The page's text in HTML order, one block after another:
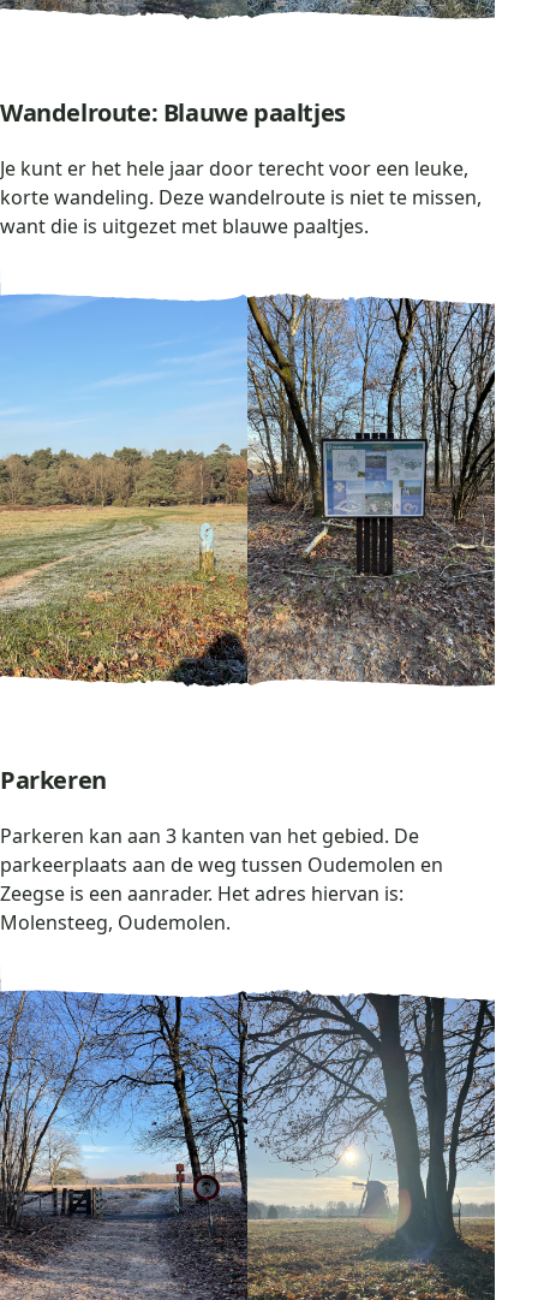
Wandelroute: Blauwe paaltjes
Je kunt er het hele jaar door terecht voor een leuke,
korte wandeling. Deze wandelroute is niet te missen,
want die is uitgezet met blauwe paaltjes.
Parkeren
Parkeren kan aan 3 kanten van het gebied. De
parkeerplaats aan de weg tussen Oudemolen en
Zeegse is een aanrader. Het adres hiervan is:
Molensteeg, Oudemolen.